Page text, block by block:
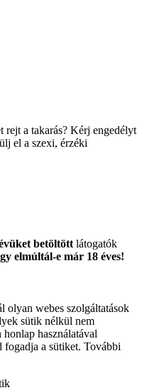
a takarás? Kérj engedélyt
el a szexi, érzéki
betöltött látogatók
elmúltál-e már 18 éves!
olyan webes szolgáltatások
sütik nélkül nem
használatával
fogadja a sütiket. További